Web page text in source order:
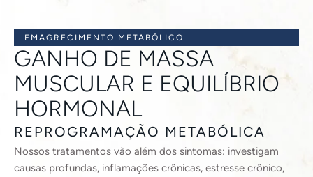
EMAGRECIMENTO METABÓLICO
GANHO DE MASSA
MUSCULAR E EQUILÍBRIO
HORMONAL
REPROGRAMAÇÃO METABÓLICA
Nossos tratamentos vão além dos sintomas: investigam
causas profundas, inflamações crônicas, estresse crônico,